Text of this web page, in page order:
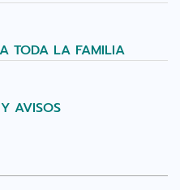
TODA LA FAMILIA
AVISOS